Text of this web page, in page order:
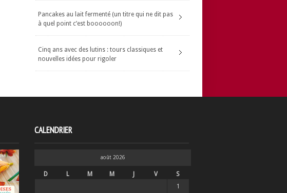
Pancakes au lait fermenté (un titre qui ne dit pas
à quel point c’est boooooon!)
Cinq ans avec des lutins : tours classiques et
nouvelles idées pour rigoler
CALENDRIER
août 2026
D L M M J V
S
1